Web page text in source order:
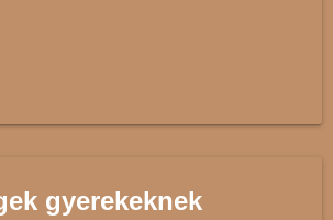
gyerekeknek